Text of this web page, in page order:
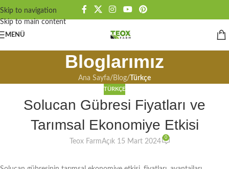
Skip to navigation
Skip to main content
MENÜ
Bloglarımız
Ana Sayfa/ Blog/ Türkçe
TÜRKÇE
Solucan Gübresi Fiyatları ve
Tarımsal Ekonomiye Etkisi
Teox FarmAçık 15 Mart 2024
0